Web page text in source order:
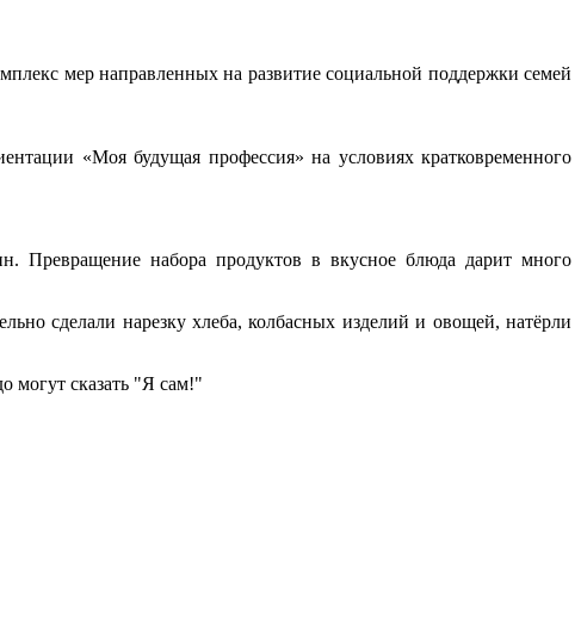
мер направленных на развитие социальной поддержки семей
«Моя будущая профессия» на условиях кратковременного
Превращение набора продуктов в вкусное блюда дарит много
сделали нарезку хлеба, колбасных изделий и овощей, натёрли
могут сказать "Я сам!"